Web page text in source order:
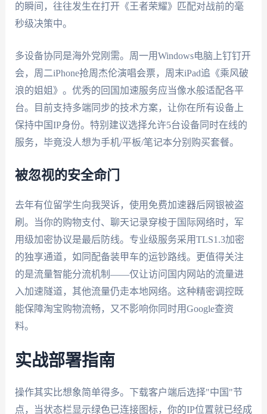
的瞬间，往往发生在打开《王者荣耀》匹配对战前的毫
秒级决策中。
多设备协同是海外党刚需。周一用Windows电脑上钉钉开
会，周二iPhone抢周杰伦演唱会票，周末iPad追《乘风破
浪的姐姐》。优秀的回国加速服务应当像水般适配各平
台。目前支持多端同步的技术方案，让你在所有设备上
保持中国IP身份。特别建议选择允许5台设备同时在线的
服务，毕竟没人想为手机/平板/笔记本分别购买套餐。
被忽视的安全命门
去年有位留学生向我哭诉，使用免费加速器后网银被盗
刷。当你的购物支付、聊天记录穿梭于国际网络时，军
用级加密协议是最后防线。专业级服务采用TLS1.3加密
的独享通道，如同配备装甲车的运钞路线。更值得关注
的是流量智能分流机制——仅让访问国内网站的流量进
入加速隧道，其他流量仍走本地网络。这种精密调控既
能保障淘宝购物流畅，又不影响你同时用Google查资
料。
实战部署指南
操作其实比想象简单得多。下载客户端后选择"中国"节
点，当状态栏显示绿色已连接图标，你的IP位置就已经成